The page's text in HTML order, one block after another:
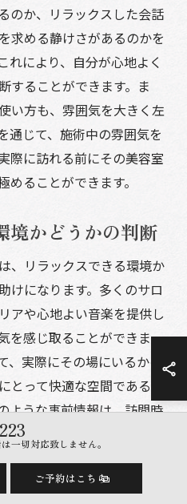
のか、リラックスした会話
求める静けさがあるのかを
れにより、自分が心地よく
することができます。ま
い方も、雰囲気を大きく左
通じて、施術中の雰囲気を
際に訪れる前にその美容室
ることができます。
境かどうかの判断
、リラックスできる環境か
けになります。多くのサロ
アや心地よい音楽を提供し
を感じ取ることができま
実際にその場にいるかの
って快適な空間であるか
ような事前情報は、訪問時
チェック
一切対応致しません。
ご予約はこちら